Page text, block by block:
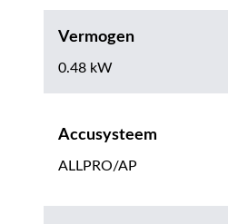
Vermogen
0.48 kW
Accusysteem
ALLPRO/AP